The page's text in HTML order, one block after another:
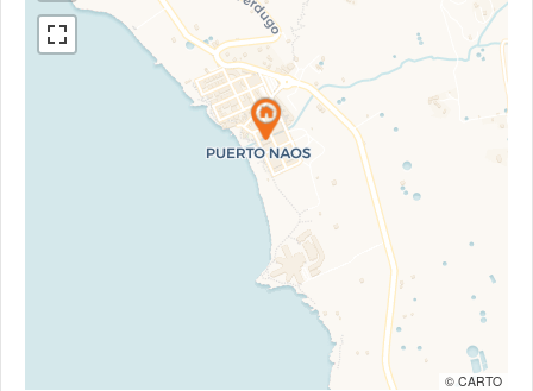
© CARTO